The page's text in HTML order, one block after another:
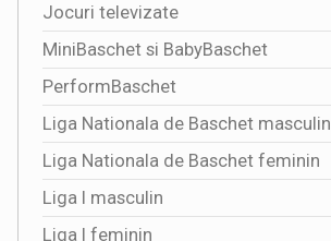
Jocuri televizate
MiniBaschet si BabyBaschet
PerformBaschet
Liga Nationala de Baschet masculin
Liga Nationala de Baschet feminin
Liga I masculin
Liga I feminin